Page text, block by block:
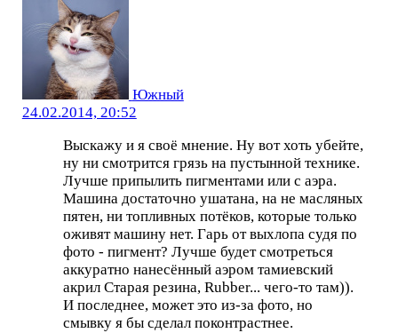
Южный
24.02.2014, 20:52
Выскажу и я своё мнение. Ну вот хоть убейте,
ну ни смотрится грязь на пустынной технике.
Лучше припылить пигментами или с аэра.
Машина достаточно ушатана, на не масляных
пятен, ни топливных потёков, которые только
оживят машину нет. Гарь от выхлопа судя по
фото - пигмент? Лучше будет смотреться
аккуратно нанесённый аэром тамиевский
акрил Старая резина, Rubber... чего-то там)).
И последнее, может это из-за фото, но
смывку я бы сделал поконтрастнее.